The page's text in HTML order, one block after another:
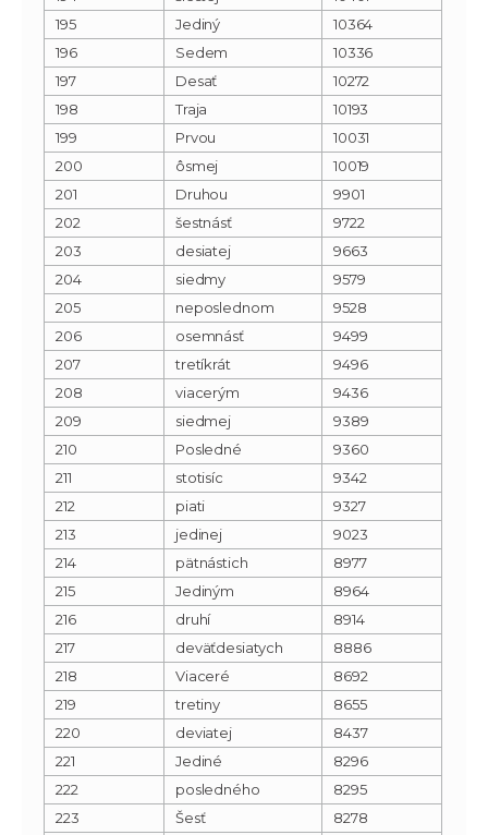
195
Jediný
10364
196
Sedem
10336
197
Desať
10272
198
Traja
10193
199
Prvou
10031
200
ôsmej
10019
201
Druhou
9901
202
šestnásť
9722
203
desiatej
9663
204
siedmy
9579
205
neposlednom
9528
206
osemnásť
9499
207
tretíkrát
9496
208
viacerým
9436
209
siedmej
9389
210
Posledné
9360
211
stotisíc
9342
212
piati
9327
213
jedinej
9023
214
pätnástich
8977
215
Jediným
8964
216
druhí
8914
217
deväťdesiatych
8886
218
Viaceré
8692
219
tretiny
8655
220
deviatej
8437
221
Jediné
8296
222
posledného
8295
223
Šesť
8278